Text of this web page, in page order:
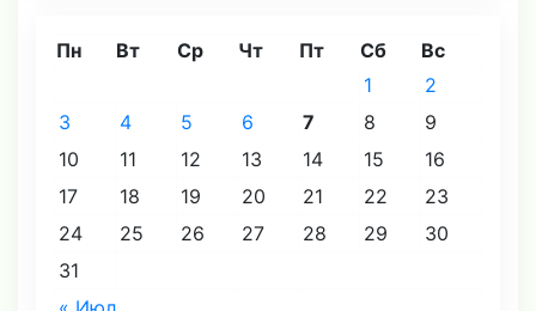
Пн Вт Ср Чт Пт Сб Вс
1
2
3
4 5 6 7 8
9
10
11 12 13 14 15
16
17
18 19 20 21 22
23
24
25 26 27 28 29
30
31